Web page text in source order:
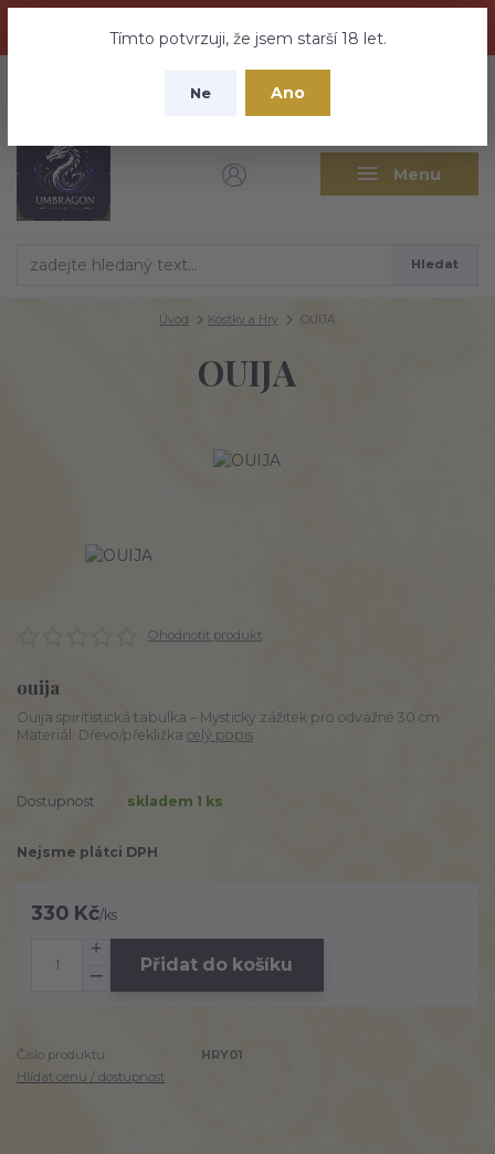
nebuďte vyděšeni zde najdete vše a ještě mnohem víc
Tímto potvrzuji, že jsem starší 18 let.
Ne Ano
Menu
CZK
Hledat
Úvod Kostky a Hry OUIJA
OUIJA
Ohodnotit produkt
ouija
Ouija spiritistická tabulka – Mystický zážitek pro odvážné 30 cm
Materiál: Dřevo/překližka celý popis
Dostupnost skladem 1 ks
Nejsme plátci DPH
330 Kč/ks
Přidat do košíku
Číslo produktu:
HRY01
Hlídat cenu / dostupnost